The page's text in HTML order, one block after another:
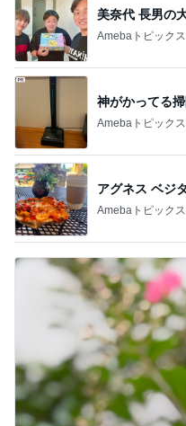
美奈代 長男の
Amebaトピックス
神がかってる
Amebaトピックス
アグネス ベジ
Amebaトピックス